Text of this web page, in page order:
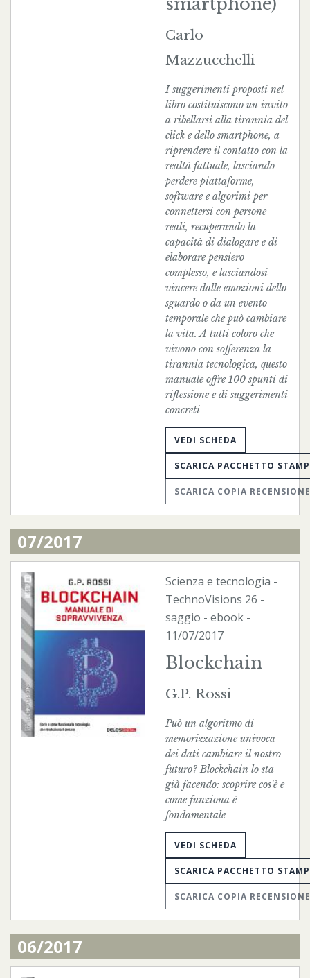
Carlo
Mazzucchelli
I suggerimenti proposti nel
libro costituiscono un invito
a ribellarsi alla tirannia del
click e dello smartphone, a
riprendere il contatto con la
realtà fattuale, lasciando
perdere piattaforme,
software e algorimi per
connettersi con persone
reali, recuperando la
capacità di dialogare e di
elaborare pensiero
complesso, e lasciandosi
vincere dalle emozioni dello
sguardo o da un evento
temporale che può cambiare
la vita. A tutti coloro che
vivono con sofferenza la
tirannia tecnologica, questo
manuale offre 100 spunti di
riflessione e di suggerimenti
concreti
VEDI SCHEDA
SCARICA PACCHETTO
SCARICA COPIA RECENSIONE
07/2017
Scienza e tecnologia -
TechnoVisions 26 -
saggio - ebook -
11/07/2017
Blockchain
G.P. Rossi
Può un algoritmo di
memorizzazione univoca
dei dati cambiare il nostro
futuro? Blockchain lo sta
già facendo: scoprire cos'è e
come funziona è
fondamentale
VEDI SCHEDA
SCARICA PACCHETTO
SCARICA COPIA RECENSIONE
06/2017